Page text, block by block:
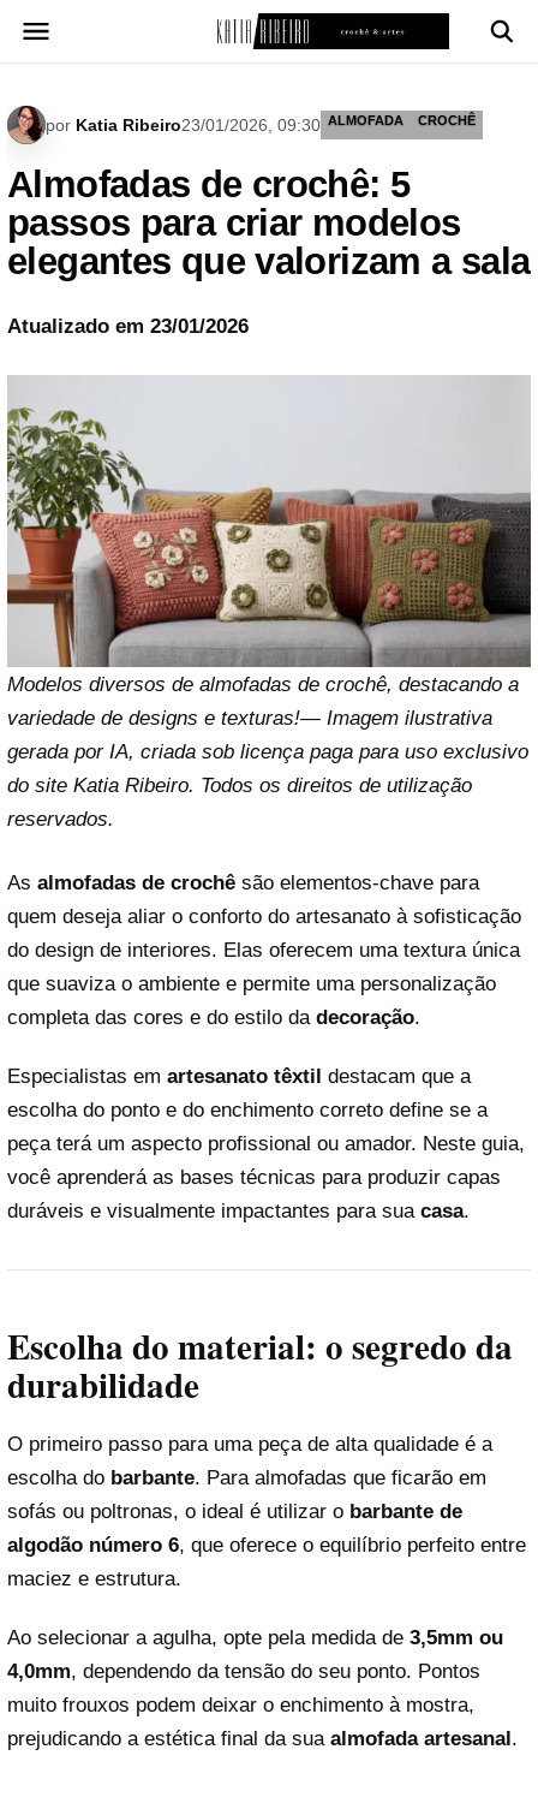
para
por Katia Ribeiro23/01/2026, 09:30 ALMOFADA CROCHÊ
Almofadas de crochê: 5
passos para criar modelos
elegantes que valorizam a sala
Atualizado em 23/01/2026
Modelos diversos de almofadas de crochê, destacando a
variedade de designs e texturas!— Imagem ilustrativa
gerada por IA, criada sob licença paga para uso exclusivo
do site Katia Ribeiro. Todos os direitos de utilização
reservados.
As almofadas de crochê são elementos-chave para
quem deseja aliar o conforto do artesanato à sofisticação
do design de interiores. Elas oferecem uma textura única
que suaviza o ambiente e permite uma personalização
completa das cores e do estilo da decoração.
Especialistas em artesanato têxtil destacam que a
escolha do ponto e do enchimento correto define se a
peça terá um aspecto profissional ou amador. Neste guia,
você aprenderá as bases técnicas para produzir capas
duráveis e visualmente impactantes para sua casa.
Escolha do material: o segredo da
durabilidade
O primeiro passo para uma peça de alta qualidade é a
escolha do barbante. Para almofadas que ficarão em
sofás ou poltronas, o ideal é utilizar o barbante de
algodão número 6, que oferece o equilíbrio perfeito entre
maciez e estrutura.
Ao selecionar a agulha, opte pela medida de 3,5mm ou
4,0mm, dependendo da tensão do seu ponto. Pontos
muito frouxos podem deixar o enchimento à mostra,
prejudicando a estética final da sua almofada artesanal .